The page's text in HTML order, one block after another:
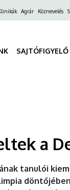
Agrár Köznevelés
SAJTÓFIGYELŐ
a
tanulói